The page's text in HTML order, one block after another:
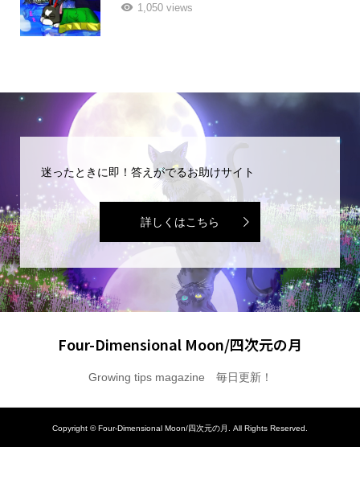
1,050 views
迷ったときに即！答えがでるお助けサイト
詳しくはこちら
Four-Dimensional Moon/四次元の月
Growing tips magazine 毎日更新！
Copyright ©Four-Dimensional Moon/四次元の月. All Rights Reserved.